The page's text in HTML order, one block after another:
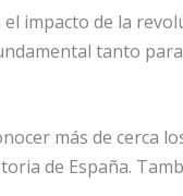
impacto de la
tanto
más de cerca
de España.